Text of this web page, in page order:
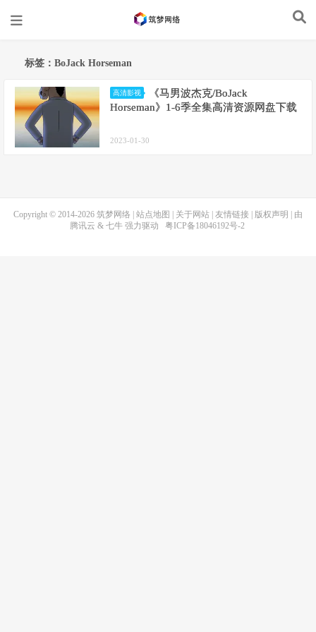
标签：BoJack Horseman
高清影视
《马男波杰克/BoJack
Horseman》1-6季全集高清资源网盘下载
2023-01-30
Copyright © 2014-2026 筑梦网络 站点地图 关于网站 友情链接 版权声明
| 由
腾讯云 & 七牛强力驱动 粤ICP备18046192号-2